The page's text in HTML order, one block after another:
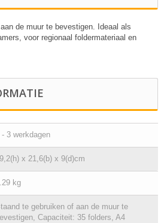
de muur te bevestigen. Ideaal als
voor regionaal foldermateriaal en
- 3 werkdagen
x 21,6(b) x 9(d)cm
kg
te gebruiken of aan de muur te
Capaciteit: 35 folders, A4